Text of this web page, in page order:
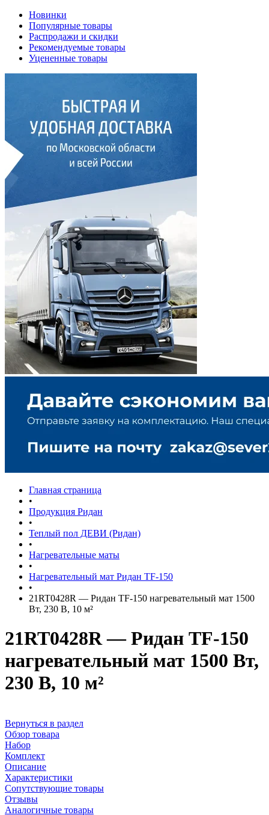
Новинки
Популярные товары
Распродажи и скидки
Рекомендуемые товары
Уцененные товары
Главная страница
•
Продукция Ридан
•
Теплый пол ДЕВИ (Ридан)
•
Нагревательные маты
•
Нагревательный мат Ридан TF-150
•
21RT0428R — Ридан TF-150 нагревательный мат 1500
Вт, 230 В, 10 м²
21RT0428R — Ридан TF-150
нагревательный мат 1500 Вт,
230 В, 10 м²
Вернуться в раздел
Обзор товара
Набор
Комплект
Описание
Характеристики
Сопутствующие товары
Отзывы
Аналогичные товары